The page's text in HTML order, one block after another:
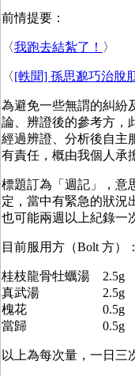
前情提要：
〈我跑去結紮了！ 〉
〈[軼聞] 孫思邈巧治脫
為避免一些無謂的糾紛
論、辨證後的參考方，
經過辨證、分析後自主
有責任，概由我個人承
標題訂為「週記」，意
定，當中有緊急的狀況
也可能兩週以上紀錄一
目前服用方（Bolt 方）：
桂枝龍骨牡蠣湯 2.5g
真武湯 2.5g
槐花 0.5g
當歸 0.5g
以上為每次量，一日三